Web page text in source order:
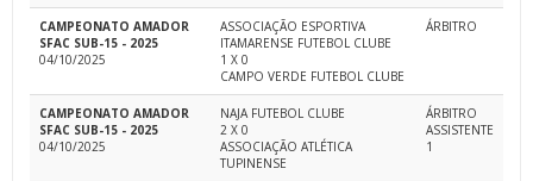
CAMPEONATO AMADOR
SFAC SUB-15 - 2025
04/10/2025
ASSOCIAÇÃO ESPORTIVA
ITAMARENSE FUTEBOL CLUBE
1 X 0
CAMPO VERDE FUTEBOL CLUBE
ÁRBITRO
CAMPEONATO AMADOR
SFAC SUB-15 - 2025
04/10/2025
NAJA FUTEBOL CLUBE
2 X 0
ASSOCIAÇÃO ATLÉTICA
TUPINENSE
ÁRBITRO
ASSISTENTE
1